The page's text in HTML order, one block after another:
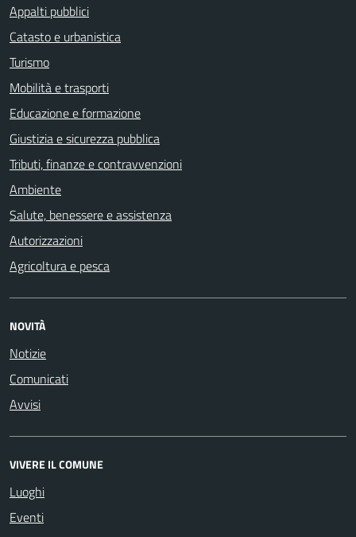
Appalti pubblici
Catasto e urbanistica
Turismo
Mobilità e trasporti
Educazione e formazione
Giustizia e sicurezza pubblica
Tributi, finanze e contravvenzioni
Ambiente
Salute, benessere e assistenza
Autorizzazioni
Agricoltura e pesca
NOVITÀ
Notizie
Comunicati
Avvisi
VIVERE IL COMUNE
Luoghi
Eventi